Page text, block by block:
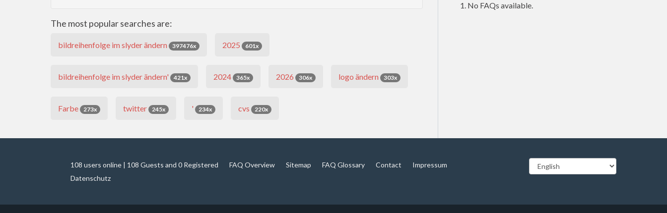
The most popular searches are:
bildreihenfolge im slyder ändern 397476x 2025 601x
bildreihenfolge im slyder ändern' 421x 2024 365x 2026 306x logo ändern 303x
Farbe 273x twitter 245x ' 234x cvs 220x
No FAQs available.
108 users online | 108 Guests and 0 Registered FAQ Overview Sitemap FAQ Glossary Contact
Impressum
Datenschutz